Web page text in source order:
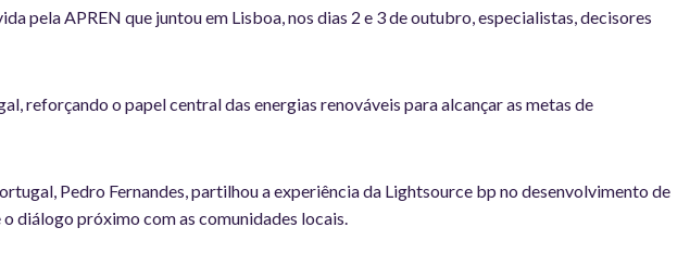
pela APREN que juntou em Lisboa, nos dias 2 e 3 de outubro, especialistas, decisores
reforçando o papel central das energias renováveis para alcançar as metas de
Pedro Fernandes, partilhou a experiência da Lightsource bp no desenvolvimento de
diálogo próximo com as comunidades locais.